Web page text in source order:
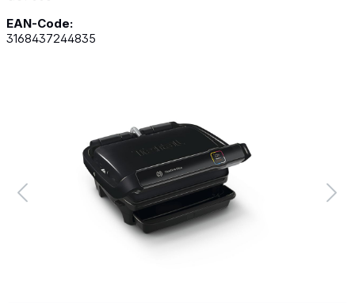
EAN-Code:
3168437244835